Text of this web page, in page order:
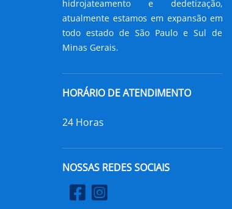
hidrojateamento e dedetização,
atualmente estamos em expansão em
todo estado de São Paulo e Sul de
Minas Gerais.
HORÁRIO DE ATENDIMENTO
24 Horas
NOSSAS REDES SOCIAIS